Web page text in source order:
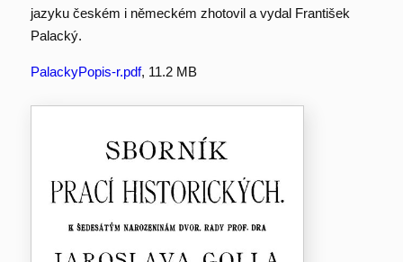
jazyku českém i německém zhotovil a vydal František
Palacký.
PalackyPopis-r.pdf, 11.2 MB